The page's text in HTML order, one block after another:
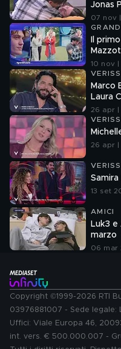
Jonas
07 nov
Il
10 nov |
Marco
Laura
26 apr |
26 apr |
Samira
13 set
AMICI
Luk3
marzo
06 mar
Copyright ©1999-2026 RTI
03976881007 - Sede legale:
Uffici: Viale Europa 46,
int. vers. € 500.000.007 -